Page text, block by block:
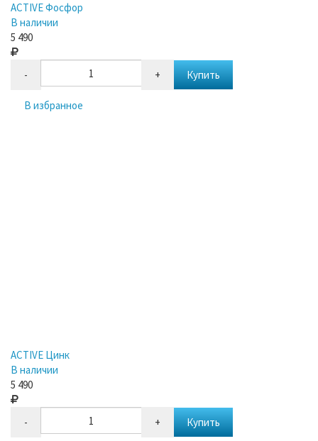
ACTIVE Фосфор
В наличии
5 490
- + Купить
В избранное
ACTIVE Цинк
В наличии
5 490
- + Купить